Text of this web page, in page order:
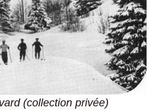
(collection privée)